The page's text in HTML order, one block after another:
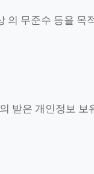
의 무준수 등을 목
받은 개인정보